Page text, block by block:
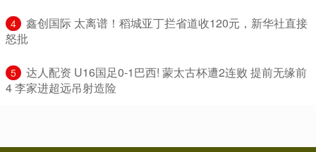
4
​鑫创国际 太离谱！稻城亚丁拦省道收120元，新华社直接
怒批
5
​达人配资 U16国足0-1巴西! 蒙太古杯遭2连败 提前无缘前
4 李家进超远吊射造险